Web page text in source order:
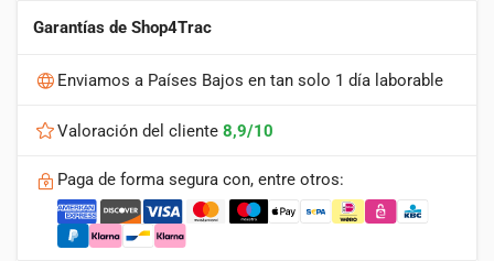
Garantías de Shop4Trac
Enviamos a Países Bajos en tan solo 1 día laborable
Valoración del cliente 8,9/10
Paga de forma segura con, entre otros: